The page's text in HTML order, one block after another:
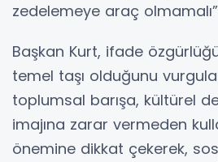
zedelemeye araç
Başkan Kurt, ifade
temel taşı olduğunu
toplumsal barışa, kültürel
imajına zarar vermeden
önemine dikkat çekerek,